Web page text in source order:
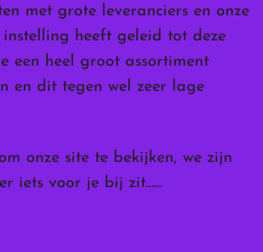
met grote leveranciers en onze
instelling heeft geleid tot deze
een heel groot assortiment
en dit tegen wel zeer lage
onze site te bekijken, we zijn
iets voor je bij zit……